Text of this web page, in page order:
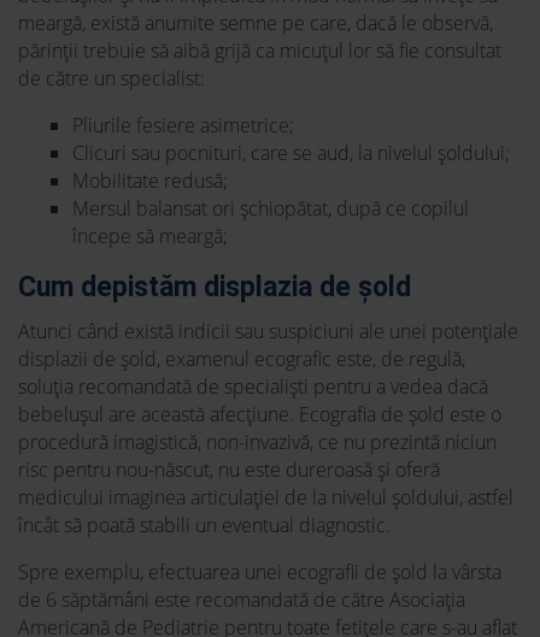
meargă, există anumite semne pe care, dacă le observă,
părinții trebuie să aibă grijă ca micuțul lor să fie consultat
de către un specialist:
Pliurile fesiere asimetrice;
Clicuri sau pocnituri, care se aud, la nivelul șoldului;
Mobilitate redusă;
Mersul balansat ori șchiopătat, după ce copilul
începe să meargă;
Cum depistăm displazia de șold
Atunci când există indicii sau suspiciuni ale unei potențiale
displazii de șold, examenul ecografic este, de regulă,
soluția recomandată de specialiști pentru a vedea dacă
bebelușul are această afecțiune. Ecografia de șold este o
procedură imagistică, non-invazivă, ce nu prezintă niciun
risc pentru nou-născut, nu este dureroasă și oferă
medicului imaginea articulației de la nivelul șoldului, astfel
încât să poată stabili un eventual diagnostic.
Spre exemplu, efectuarea unei ecografii de șold la vârsta
de 6 săptămâni este recomandată de către Asociația
Americană de Pediatrie pentru toate fetițele care s-au aflat